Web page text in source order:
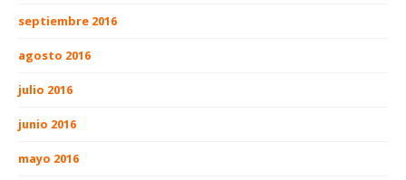
septiembre 2016
agosto 2016
julio 2016
junio 2016
mayo 2016